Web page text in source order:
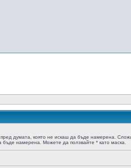
пред думата, която не искаш да бъде намерена.
бъде намерена. Можете да ползвайте * като маска.